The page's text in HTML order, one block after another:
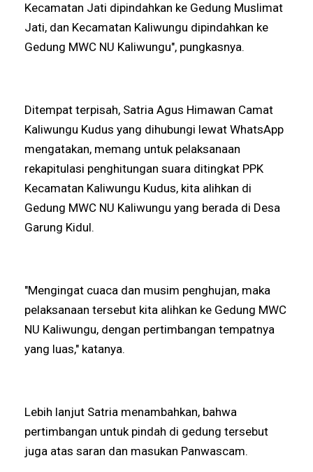
Kecamatan Jati dipindahkan ke Gedung Muslimat
Jati, dan Kecamatan Kaliwungu dipindahkan ke
Gedung MWC NU Kaliwungu", pungkasnya.
Ditempat terpisah, Satria Agus Himawan Camat
Kaliwungu Kudus yang dihubungi lewat WhatsApp
mengatakan, memang untuk pelaksanaan
rekapitulasi penghitungan suara ditingkat PPK
Kecamatan Kaliwungu Kudus, kita alihkan di
Gedung MWC NU Kaliwungu yang berada di Desa
Garung Kidul.
"Mengingat cuaca dan musim penghujan, maka
pelaksanaan tersebut kita alihkan ke Gedung MWC
NU Kaliwungu, dengan pertimbangan tempatnya
yang luas," katanya.
Lebih lanjut Satria menambahkan, bahwa
pertimbangan untuk pindah di gedung tersebut
juga atas saran dan masukan Panwascam.